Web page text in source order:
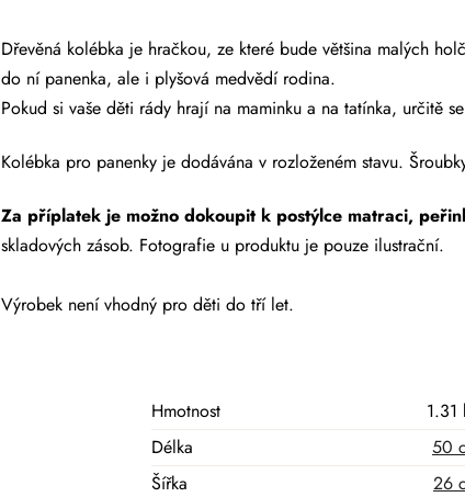
Dřevěná kolébka je hračkou, ze které bude většina malých
do ní panenka, ale i plyšová medvědí rodina.
Pokud si vaše děti rády hrají na maminku a na tatínka, určitě
Kolébka pro panenky je dodávána v rozloženém stavu.
Za příplatek je možno dokoupit k postýlce matraci,
skladových zásob. Fotografie u produktu je pouze ilustrační.
Výrobek není vhodný pro děti do tří let.
Hmotnost
1.31
Délka
50
Šířka
26